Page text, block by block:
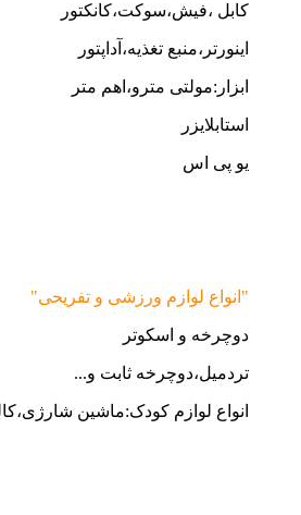
کابل ،فیش،سوکت،کانکتور
اینورتر،منبع تغذیه،آداپتور
ابزار:مولتی مترو،اهم متر
استابلایزر
یو پی اس
"انواع لوازم ورزشی و تفریحی"
دوچرخه و اسکوتر
تردمیل،دوچرخه ثابت و...
انواع لوازم کودک:ماشین